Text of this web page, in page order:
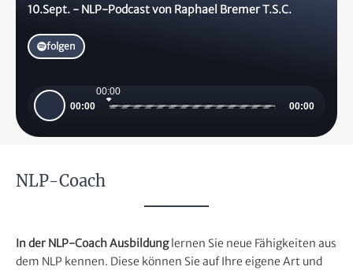
10.Sept. - NLP-Podcast von Raphael Bremer T.S.C.
folgen
Audio-
Player
00:00
00:00
00:00
NLP-Coach
In der NLP-Coach Ausbildunglernen Sie neue Fähigkeiten aus
dem NLP kennen. Diese können Sie auf Ihre eigene Art und